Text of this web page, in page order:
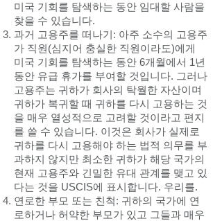
미국 기회를 탐색하는 동안 임대할 사람을
찾을 수 있습니다.
과거 고용주를 떠나기: 아주 소수의 고용주
가 직원(심지어 충실한 직원이라도)에게
미국 기회를 탐색하는 동안 6개월에서 1년
동안 유급 휴가를 부여할 것입니다. 그러나
고용주는 귀하가 회사의 탁월한 자산이며
귀하가 복귀할 때 귀하를 다시 고용하는 것
을 매우 열성적으로 고려할 것이라고 편지
를 쓸 수 있습니다. 이것은 회사가 실제로
귀하를 다시 고용해야 하는 법적 의무를 부
과하지 않지만 최소한 귀하가 해당 국가의
현재 고용주와 긴밀한 유대 관계를 맺고 있
다는 것을 USCIS에 표시합니다. 우리를.
연로한 부모 또는 친척: 귀하의 국가에 연
로하거나 허약한 부모가 있고 그들과 매우